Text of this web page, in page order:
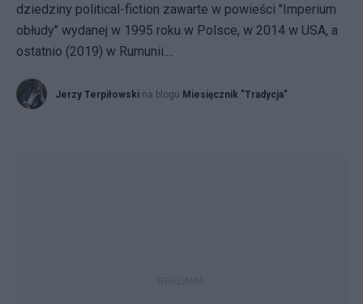
dziedziny political-fiction zawarte w powieści "Imperium
obłudy" wydanej w 1995 roku w Polsce, w 2014 w USA, a
ostatnio (2019) w Rumunii....
Jerzy Terpiłowski na blogu Miesięcznik "Tradycja"